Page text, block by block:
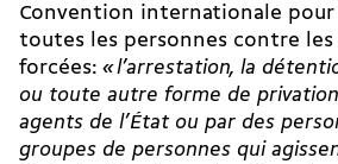
Convention internationale
toutes les personnes contre
forcées: « l’arrestation, la
ou toute autre forme de
agents de l’État ou par des
groupes de personnes qui